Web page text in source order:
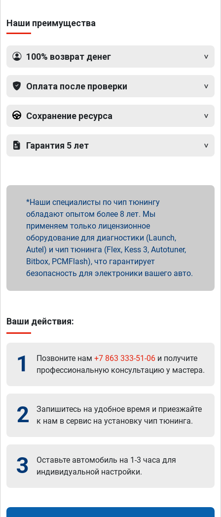
Наши преимущества
100% возврат денег
Оплата после проверки
Сохранение ресурса
Гарантия 5 лет
Наши специалисты по чип тюнингу
обладают опытом более 8 лет. Мы
применяем только лицензионное
оборудование для диагностики (Launch,
Autel) и чип тюнинга (Flex, Kess 3, Autotuner,
Bitbox, PCMFlash), что гарантирует
безопасность для электроники вашего авто.
Ваши действия:
1 Позвоните нам +7 863 333-51-06 и получите
профессиональную консультацию у мастера.
2
Запишитесь на удобное время и приезжайте
к нам в сервис на установку чип тюнинга.
3
Оставьте автомобиль на 1-3 часа для
индивидуальной настройки.